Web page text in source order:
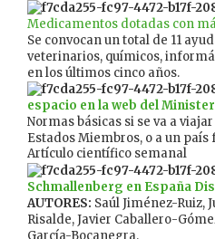
Medicamentos dotadas con
Se convocan un total de 11
veterinarios, químicos,
en los últimos cinco años.
espacio en la web del
Normas básicas si se va a
Estados Miembros, o a un
Artículo científico semanal
Schmallenberg en España
AUTORES: Saúl Jiménez-Ruiz,
Risalde, Javier Caballero-
García-Bocanegra.